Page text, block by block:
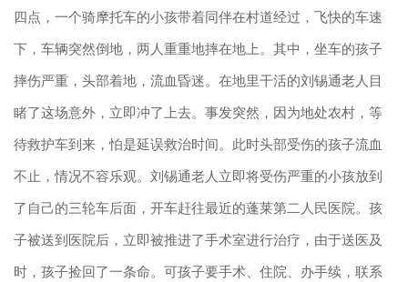
四点，一个骑摩托车的小孩带着同伴在村道经过，飞快的车速
下，车辆突然倒地，两人重重地摔在地上。其中，坐车的孩子
摔伤严重，头部着地，流血昏迷。在地里干活的刘锡通老人目
睹了这场意外，立即冲了上去。事发突然，因为地处农村，等
待救护车到来，怕是延误救治时间。此时头部受伤的孩子流血
不止，情况不容乐观。刘锡通老人立即将受伤严重的小孩放到
了自己的三轮车后面，开车赶往最近的蓬莱第二人民医院。孩
子被送到医院后，立即被推进了手术室进行治疗，由于送医及
时，孩子捡回了一条命。可孩子要手术、住院、办手续，联系